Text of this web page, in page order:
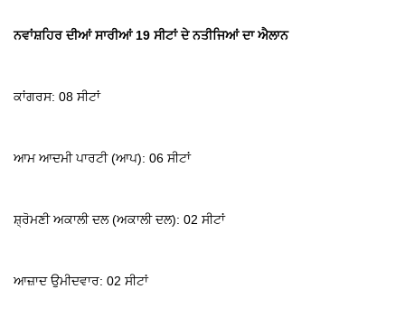
ਨਵਾਂਸ਼ਹਿਰ ਦੀਆਂ ਸਾਰੀਆਂ 19 ਸੀਟਾਂ ਦੇ ਨਤੀਜਿਆਂ ਦਾ ਐਲਾਨ
ਕਾਂਗਰਸ: 08 ਸੀਟਾਂ
ਆਮ ਆਦਮੀ ਪਾਰਟੀ (ਆਪ): 06 ਸੀਟਾਂ
ਸ਼੍ਰੋਮਣੀ ਅਕਾਲੀ ਦਲ (ਅਕਾਲੀ ਦਲ): 02 ਸੀਟਾਂ
ਆਜ਼ਾਦ ਉਮੀਦਵਾਰ: 02 ਸੀਟਾਂ